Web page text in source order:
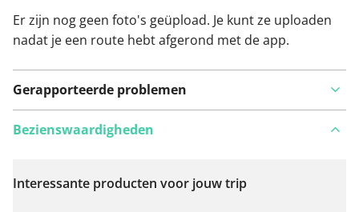
Er zijn nog geen foto's geüpload. Je kunt ze uploaden
nadat je een route hebt afgerond met de app.
Gerapporteerde problemen
Bekijk op kaart
Bezienswaardigheden
Interessante producten voor jouw trip